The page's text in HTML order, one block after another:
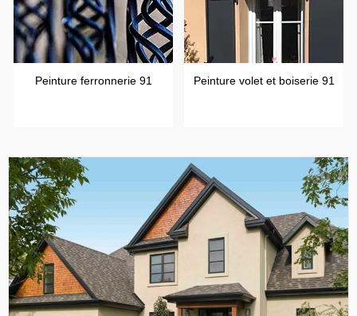
Peinture ferronnerie 91 Peinture volet et boiserie 91